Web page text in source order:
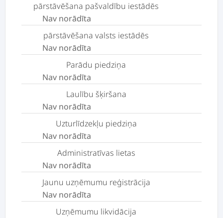
pārstāvēšana pašvaldību iestādēs
Nav norādīta
pārstāvēšana valsts iestādēs
Nav norādīta
Parādu piedziņa
Nav norādīta
Laulību šķiršana
Nav norādīta
Uzturlīdzekļu piedziņa
Nav norādīta
Administratīvas lietas
Nav norādīta
Jaunu uzņēmumu reģistrācija
Nav norādīta
Uzņēmumu likvidācija